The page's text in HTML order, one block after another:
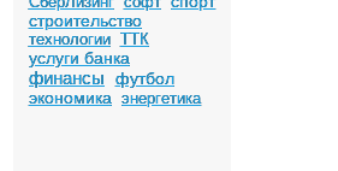
строительство
технологии ТТК
услуги банка
финансы
футбол
экономика
энергетика